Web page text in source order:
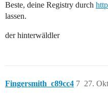
Beste, deine Registry durch
lassen.
der hinterwäldler
Fingersmith_c89cc4 27.
7